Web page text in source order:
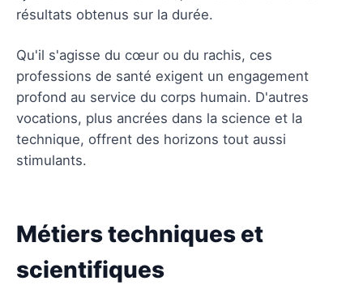
résultats obtenus sur la durée.
Qu'il s'agisse du cœur ou du rachis, ces
professions de santé exigent un engagement
profond au service du corps humain. D'autres
vocations, plus ancrées dans la science et la
technique, offrent des horizons tout aussi
stimulants.
Métiers techniques et
scientifiques